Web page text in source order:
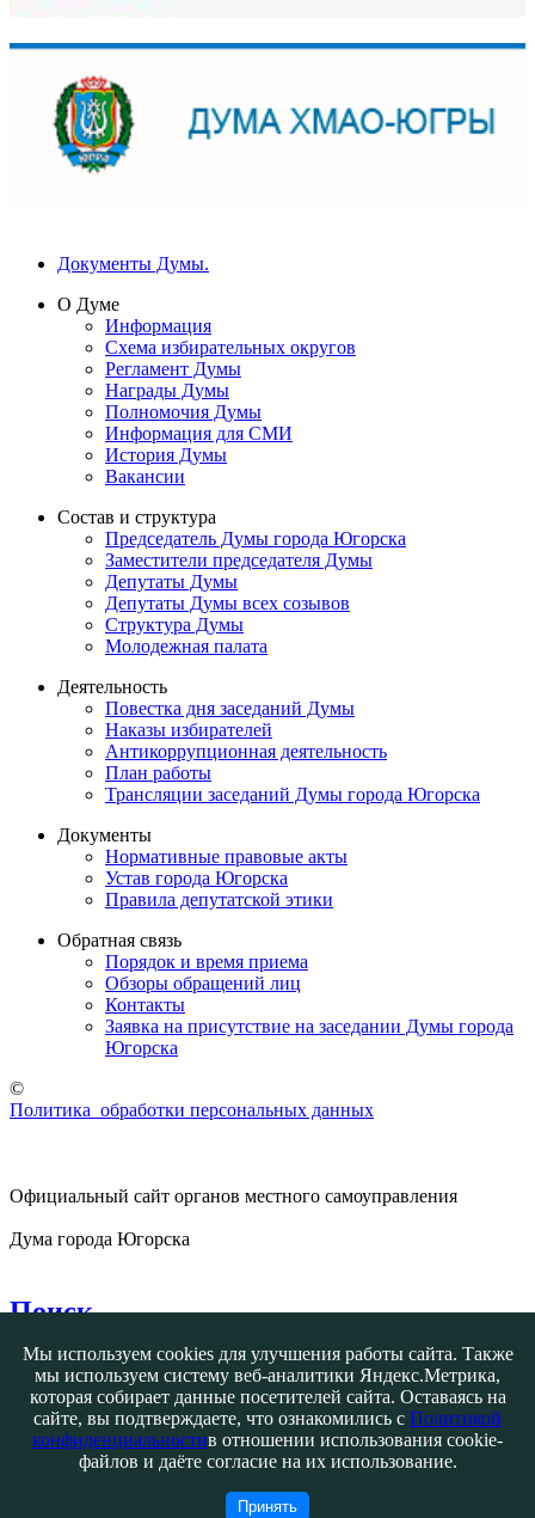
Документы Думы.
О Думе
Информация
Схема избирательных округов
Регламент Думы
Награды Думы
Полномочия Думы
Информация для СМИ
История Думы
Вакансии
Состав и структура
Председатель Думы города Югорска
Заместители председателя Думы
Депутаты Думы
Депутаты Думы всех созывов
Структура Думы
Молодежная палата
Деятельность
Повестка дня заседаний Думы
Наказы избирателей
Антикоррупционная деятельность
План работы
Трансляции заседаний Думы города Югорска
Документы
Нормативные правовые акты
Устав города Югорска
Правила депутатской этики
Обратная связь
Порядок и время приема
Обзоры обращений лиц
Контакты
Заявка на присутствие на заседании Думы города
Югорска
©
Политика обработки персональных данных
Официальный сайт органов местного самоуправления
Дума города Югорска
Поиск
Контакты
Югорск ул. 40 лет Победы, 11
Мы используем cookies для улучшения работы сайта. Также
мы используем систему веб-аналитики Яндекс.Метрика,
которая собирает данные посетителей сайта. Оставаясь на
сайте, вы подтверждаете, что ознакомились с Политикой
конфиденциальностив отношении использования cookie-
файлов и даёте согласие на их использование.
Принять